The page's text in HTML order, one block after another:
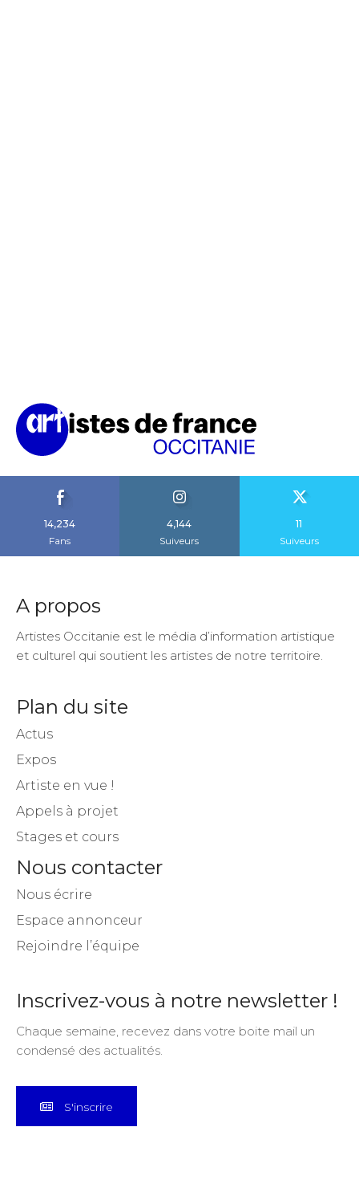
14,234
Fans
4,144
Suiveurs
11
Suiveurs
A propos
Artistes Occitanie est le média d’information artistique
et culturel qui soutient les artistes de notre territoire.
Plan du site
Actus
Expos
Artiste en vue !
Appels à projet
Stages et cours
Nous contacter
Nous écrire
Espace annonceur
Rejoindre l’équipe
Inscrivez-vous à notre newsletter !
Chaque semaine, recevez dans votre boite mail un
condensé des actualités.
S'inscrire